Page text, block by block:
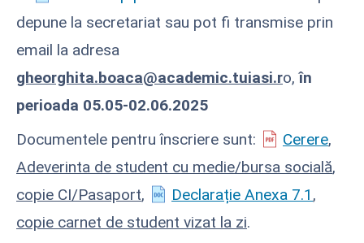
depune la secretariat sau pot fi transmise prin
email la adresa
gheorghita.boaca@academic.tuiasi.ro,în
perioada 05.05-02.06.2025
Documentele pentru înscriere sunt:
Cerere,
Adeverinta de student cu medie/bursa socială,
copie CI/Pasaport, Declarație Anexa 7.1 ,
copie carnet de student vizat la zi.